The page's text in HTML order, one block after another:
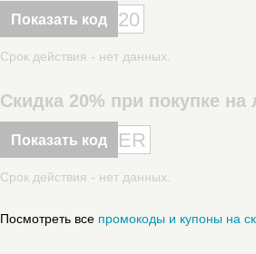
Показать код 20
Срок действия - нет данных.
Скидка 20% при покупке
Показать код ER
Срок действия - нет данных.
Посмотреть все промокоды и купоны на